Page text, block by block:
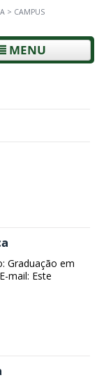
> CAMPUS
MENU
Graduação em
mail: Este